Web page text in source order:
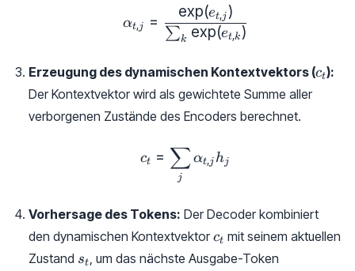
\alpha_{t, j} =
αt,j =
∑k exp(et,k)
exp(et,j)
Erzeugung des dynamischen Kontextvektors (c_t
ct):
Der Kontextvektor wird als gewichtete Summe aller
verborgenen Zustände des Encoders berechnet.
c_t = \sum_j \alpha_{t, j}
ct =
j
∑αt,j hj
Vorhersage des Tokens: Der Decoder kombiniert
den dynamischen Kontextvektorc_t
ct mit seinem aktuellen
Zustand s_t
st
, um das nächste Ausgabe-Token